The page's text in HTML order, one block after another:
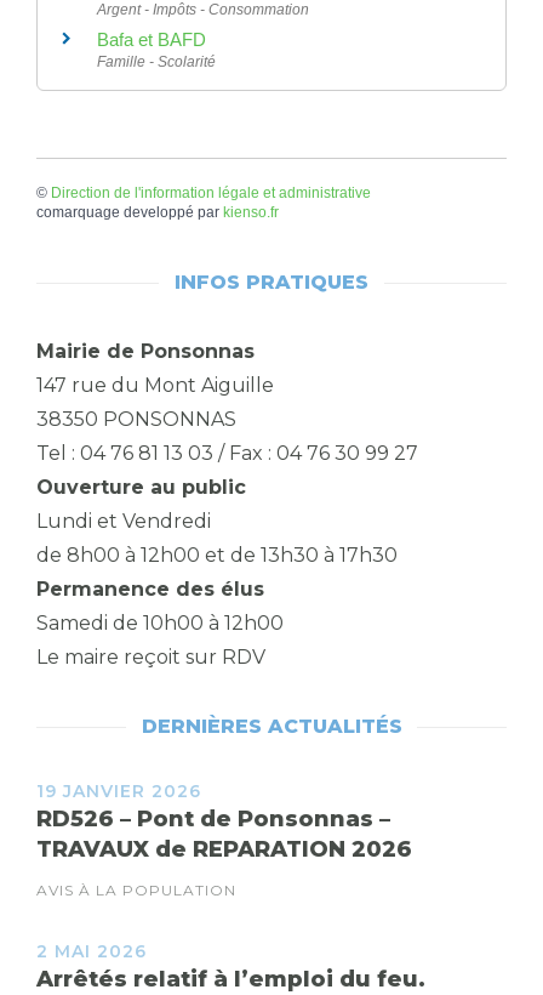
Argent - Impôts - Consommation
Bafa et BAFD
Famille - Scolarité
© Direction de l'information légale et administrative
comarquage developpé par kienso.fr
INFOS PRATIQUES
Mairie de Ponsonnas
147 rue du Mont Aiguille
38350 PONSONNAS
Tel : 04 76 81 13 03 / Fax : 04 76 30 99 27
Ouverture au public
Lundi et Vendredi
de 8h00 à 12h00 et de 13h30 à 17h30
Permanence des élus
Samedi de 10h00 à 12h00
Le maire reçoit sur RDV
DERNIÈRES ACTUALITÉS
19 JANVIER 2026
RD526 – Pont de Ponsonnas –
TRAVAUX de REPARATION 2026
AVIS À LA POPULATION
2 MAI 2026
Arrêtés relatif à l’emploi du feu.